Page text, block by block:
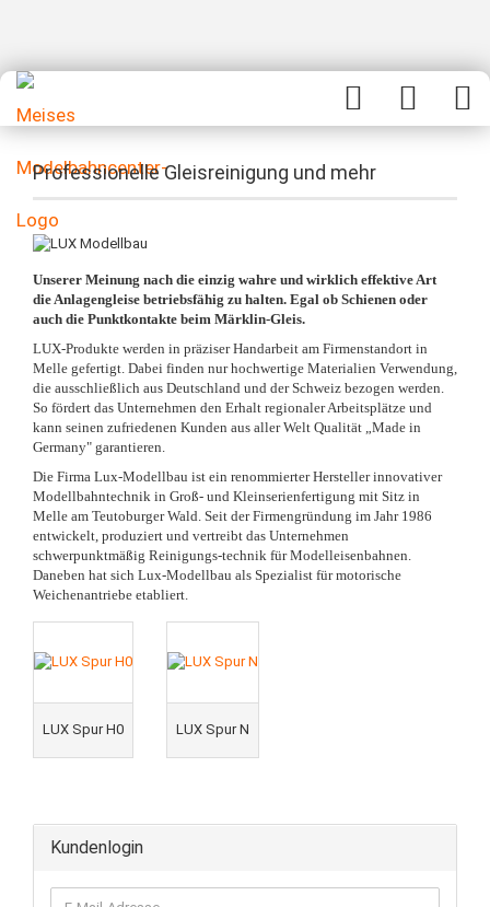
Professionelle Gleisreinigung und mehr
Unserer Meinung nach die einzig wahre und wirklich effektive Art
die Anlagengleise betriebsfähig zu halten. Egal ob Schienen oder
auch die Punktkontakte beim Märklin-Gleis.
LUX-Produkte werden in präziser Handarbeit am Firmenstandort in
Melle gefertigt. Dabei finden nur hochwertige Materialien Verwendung,
die ausschließlich aus Deutschland und der Schweiz bezogen werden.
So fördert das Unternehmen den Erhalt regionaler Arbeitsplätze und
kann seinen zufriedenen Kunden aus aller Welt Qualität „Made in
Germany" garantieren.
Die Firma Lux-Modellbau ist ein renommierter Hersteller innovativer
Modellbahntechnik in Groß- und Kleinserienfertigung mit Sitz in
Melle am Teutoburger Wald. Seit der Firmengründung im Jahr 1986
entwickelt, produziert und vertreibt das Unternehmen
schwerpunktmäßig Reinigungs-technik für Modelleisenbahnen.
Daneben hat sich Lux-Modellbau als Spezialist für motorische
Weichenantriebe etabliert.
LUX Spur H0 LUX Spur N
Kundenlogin